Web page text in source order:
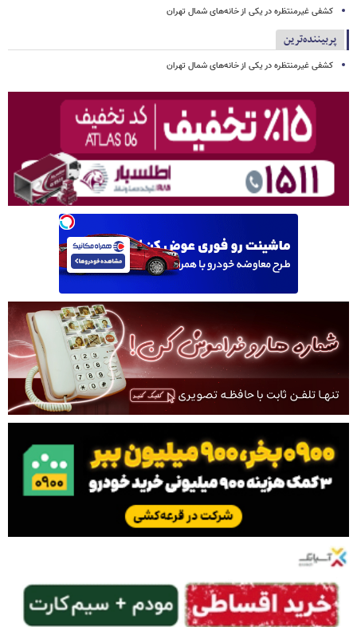
کشفی غیرمنتظره در یکی از خانه‌های شمال تهران
پربیننده‌ترین
کشفی غیرمنتظره در یکی از خانه‌های شمال تهران